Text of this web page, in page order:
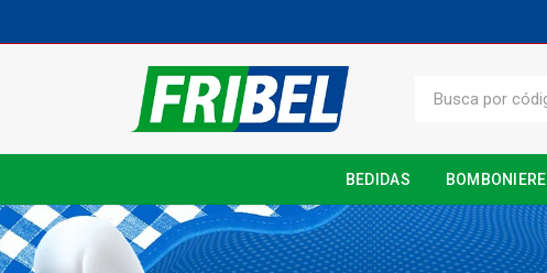
BEDIDAS BOMBONIERE